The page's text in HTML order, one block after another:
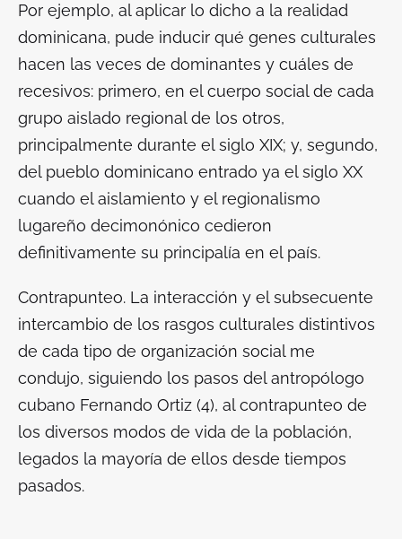
Por ejemplo, al aplicar lo dicho a la realidad
dominicana, pude inducir qué genes culturales
hacen las veces de dominantes y cuáles de
recesivos: primero, en el cuerpo social de cada
grupo aislado regional de los otros,
principalmente durante el siglo XIX; y, segundo,
del pueblo dominicano entrado ya el siglo XX
cuando el aislamiento y el regionalismo
lugareño decimonónico cedieron
definitivamente su principalía en el país.
Contrapunteo. La interacción y el subsecuente
intercambio de los rasgos culturales distintivos
de cada tipo de organización social me
condujo, siguiendo los pasos del antropólogo
cubano Fernando Ortiz (4), al contrapunteo de
los diversos modos de vida de la población,
legados la mayoría de ellos desde tiempos
pasados.